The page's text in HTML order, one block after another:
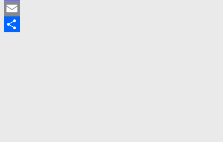
Mastodon
Email